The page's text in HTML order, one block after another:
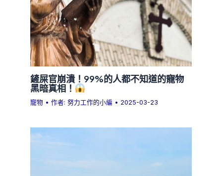
鏟屎官崩潰！99%的人都不知道的寵物
黑暗真相！
寵物 • 作者:努力工作的小編 • 2025-03-23